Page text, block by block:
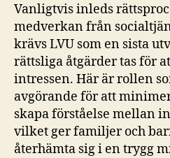
Vanligtvis inleds
medverkan från
krävs LVU som en sista
rättsliga åtgärder tas för
intressen. Här är rollen
avgörande för att
skapa förståelse mellan
vilket ger familjer och
återhämta sig i en trygg